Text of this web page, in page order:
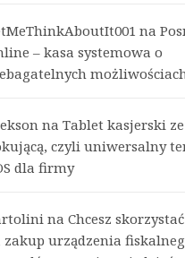
na
– kasa systemowa o
na Tablet kasjerski
czyli uniwersalny
dla firmy
na Chcesz
zakup urządzenia